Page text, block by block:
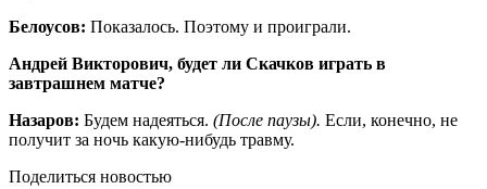
Белоусов: Показалось. Поэтому и проиграли.
Андрей Викторович, будет ли Скачков играть в
завтрашнем матче?
Назаров: Будем надеяться. (После паузы). Если, конечно, не
получит за ночь какую-нибудь травму.
Поделиться новостью